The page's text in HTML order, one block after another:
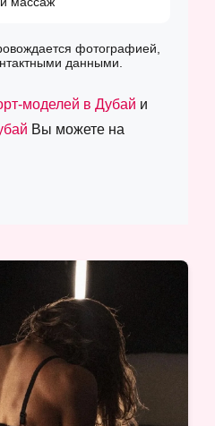
фотографией,
данными.
моделей в Дубай и
Вы можете на